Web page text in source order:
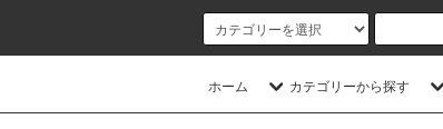
ホーム カテゴリーから探す